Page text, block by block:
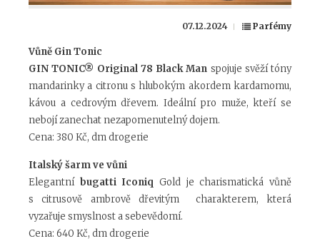
07.12.2024 Parfémy
Vůně Gin Tonic
GIN TONIC® Original 78 Black Man spojuje svěží tóny
mandarinky a citronu s hlubokým akordem kardamomu,
kávou a cedrovým dřevem. Ideální pro muže, kteří se
nebojí zanechat nezapomenutelný dojem.
Cena: 380 Kč, dm drogerie
Italský šarm ve vůni
Elegantní bugatti IconiqGold je charismatická vůně
s citrusově ambrově dřevitým charakterem, která
vyzařuje smyslnost a sebevědomí.
Cena: 640 Kč, dm drogerie